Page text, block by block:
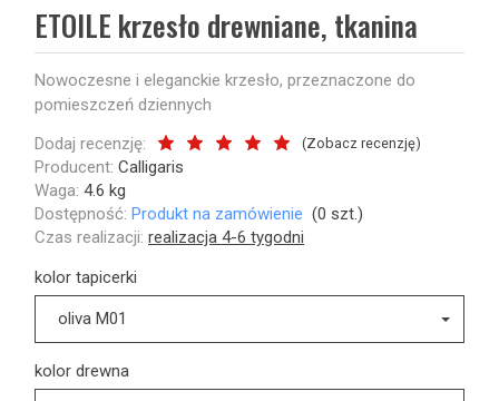
ETOILE krzesło drewniane, tkanina
Nowoczesne i eleganckie krzesło, przeznaczone do
pomieszczeń dziennych
Dodaj recenzję:
(Zobacz recenzję)
Producent: Calligaris
Waga: 4.6 kg
Dostępność: Produkt na zamówienie (0 szt.)
Czas realizacji: realizacja 4-6 tygodni
kolor tapicerki
oliva M01
kolor drewna